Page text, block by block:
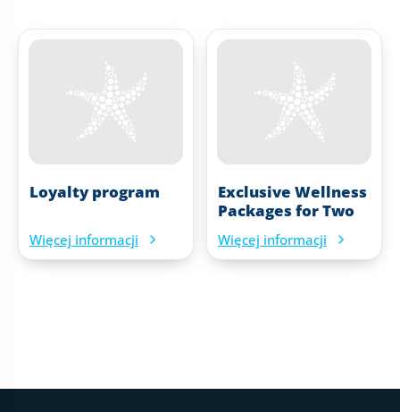
Loyalty program
Więcej informacji
Exclusive Wellness
Packages for Two
Więcej informacji
Stopka strony